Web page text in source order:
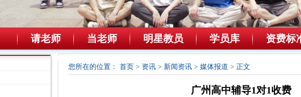
请老师 当老师 明星教员 学员库 资费标
您所在的位置： 首页 > 资讯 > 新闻资讯 > 媒体报道 > 正文
广州高中辅导1对1收费